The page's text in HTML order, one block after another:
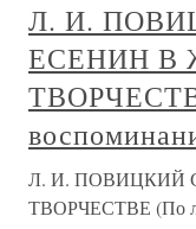
Л. И.
ЕСЕНИН В
Л. И. ПОВИЦКИЙ
ТВОРЧЕСТВЕ (По